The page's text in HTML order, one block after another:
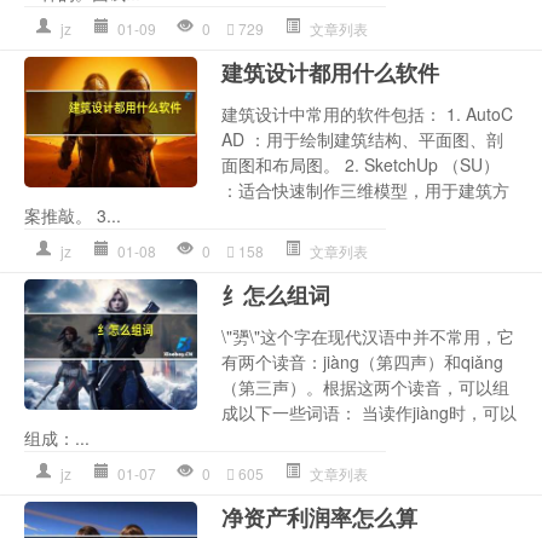
jz 01-09 0 729 文章列表
建筑设计都用什么软件
建筑设计中常用的软件包括： 1. AutoC
AD ：用于绘制建筑结构、平面图、剖
面图和布局图。 2. SketchUp （SU）
：适合快速制作三维模型，用于建筑方
案推敲。 3...
jz 01-08 0 158 文章列表
纟怎么组词
\"勥\"这个字在现代汉语中并不常用，它
有两个读音：jiàng（第四声）和qiǎng
（第三声）。根据这两个读音，可以组
成以下一些词语： 当读作jiàng时，可以
组成：...
jz 01-07 0 605 文章列表
净资产利润率怎么算